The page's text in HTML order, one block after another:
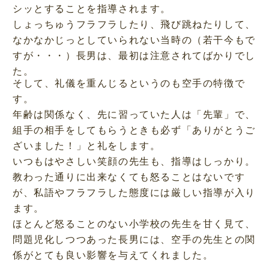
シッとすることを指導されます。
しょっちゅうフラフラしたり、飛び跳ねたりして、
なかなかじっとしていられない当時の（若干今もで
すが・・・）長男は、最初は注意されてばかりでし
た。
そして、礼儀を重んじるというのも空手の特徴で
す。
年齢は関係なく、先に習っていた人は「先輩」で、
組手の相手をしてもらうときも必ず「ありがとうご
ざいました！」と礼をします。
いつもはやさしい笑顔の先生も、指導はしっかり。
教わった通りに出来なくても怒ることはないです
が、私語やフラフラした態度には厳しい指導が入り
ます。
ほとんど怒ることのない小学校の先生を甘く見て、
問題児化しつつあった長男には、空手の先生との関
係がとても良い影響を与えてくれました。